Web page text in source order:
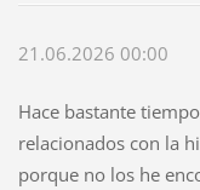
21.06.2026 00:00
Hace bastante
relacionados con la
porque no los he